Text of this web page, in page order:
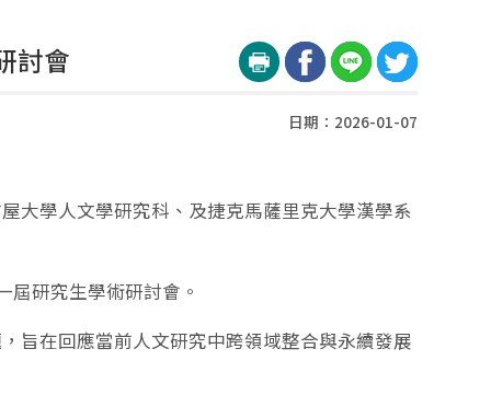
討會
日期：2026-01-07
大學人文學研究科、及捷克馬薩里克大學漢學系
屆研究生學術研討會。
旨在回應當前人文研究中跨領域整合與永續發展